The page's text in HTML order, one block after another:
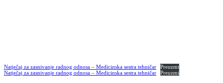
Natječaj za zasnivanje radnog odnosa – Medicinska sestra tehničar
Preuzmi
Natječaj za zasnivanje radnog odnosa – Medicinska sestra tehničar
Preuzmi